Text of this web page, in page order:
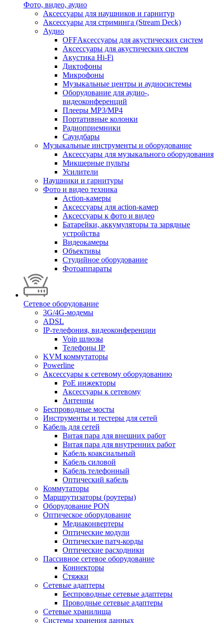
Фото, видео, аудио
Аксессуары для наушников и гарнитур
Аксессуары для стриминга (Stream Deck)
Аудио
OFFАксессуары для акустических систем
Аксессуары для акустических систем
Акустика Hi-Fi
Диктофоны
Микрофоны
Музыкальные центры и аудиосистемы
Оборудование для аудио-,
видеоконференций
Плееры MP3/MP4
Портативные колонки
Радиоприемники
Саундбары
Музыкальные инструменты и оборудование
Аксессуары для музыкального оборудования
Микшерные пульты
Усилители
Наушники и гарнитуры
Фото и видео техника
Action-камеры
Аксессуары для action-камер
Аксессуары к фото и видео
Батарейки, аккумуляторы та зарядные
устройства
Видеокамеры
Объективы
Студийное оборудование
Фотоаппараты
Сетевое оборудование
3G/4G-модемы
ADSL
IP-телефония, видеоконференции
Voip шлюзы
Телефоны IP
KVM коммутаторы
Powerline
Аксессуары к сетевому оборудованию
PoE инжекторы
Аксессуары к сетевому
Антенны
Беспроводные мосты
Инструменты и тестеры для сетей
Кабель для сетей
Витая пара для внешних работ
Витая пара для внутренних работ
Кабель коаксиальный
Кабель силовой
Кабель телефонный
Оптический кабель
Коммутаторы
Маршрутизаторы (роутеры)
Оборудование PON
Оптическое оборудование
Медиаконвертеры
Оптические модули
Оптические патч-корды
Оптические расходники
Пассивное сетевое оборудование
Коннекторы
Стяжки
Сетевые адаптеры
Беспроводные сетевые адаптеры
Проводные сетевые адаптеры
Сетевые хранилища
Системы хранения данных